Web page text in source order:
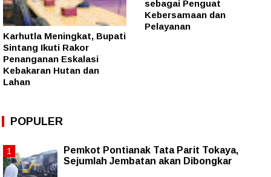
Karhutla Meningkat, Bupati
Sintang Ikuti Rakor
Penanganan Eskalasi
Kebakaran Hutan dan
Lahan
sebagai Penguat
Kebersamaan dan
Pelayanan
POPULER
Pemkot Pontianak Tata Parit Tokaya,
Sejumlah Jembatan akan Dibongkar